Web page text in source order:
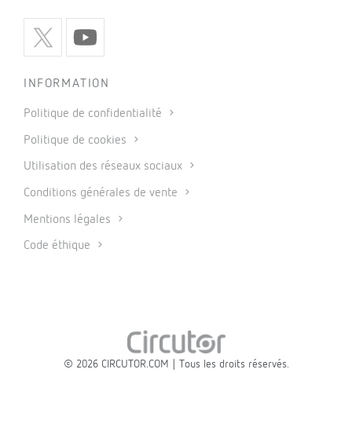
INFORMATION
Politique de confidentialité
Politique de cookies
Utilisation des réseaux sociaux
Conditions générales de vente
Mentions légales
Code éthique
© 2026 CIRCUTOR.COM | Tous les droits réservés.